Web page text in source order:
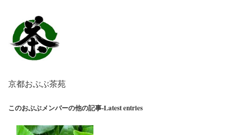
京都おぶぶ茶苑
このおぶぶメンバーの他の記事-Latest entries